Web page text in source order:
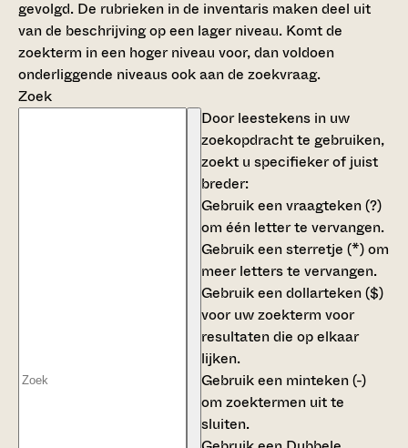
gevolgd. De rubrieken in de inventaris maken deel uit
van de beschrijving op een lager niveau. Komt de
zoekterm in een hoger niveau voor, dan voldoen
onderliggende niveaus ook aan de zoekvraag.
Zoek
Door leestekens in uw
zoekopdracht te gebruiken,
zoekt u specifieker of juist
breder:
Gebruik eenvraagteken (?)
om één letter te vervangen.
Gebruik eensterretje (*)om
meer letters te vervangen.
Gebruik eendollarteken ($)
voor uw zoekterm voor
resultaten die op elkaar
lijken.
Gebruik een minteken (-)
om zoektermen uit te
sluiten.